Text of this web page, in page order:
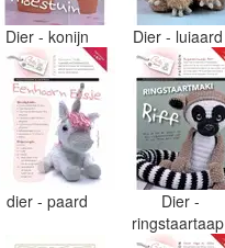
Dier - konijn Dier - luiaard
dier - paard
Dier -
ringstaartaap